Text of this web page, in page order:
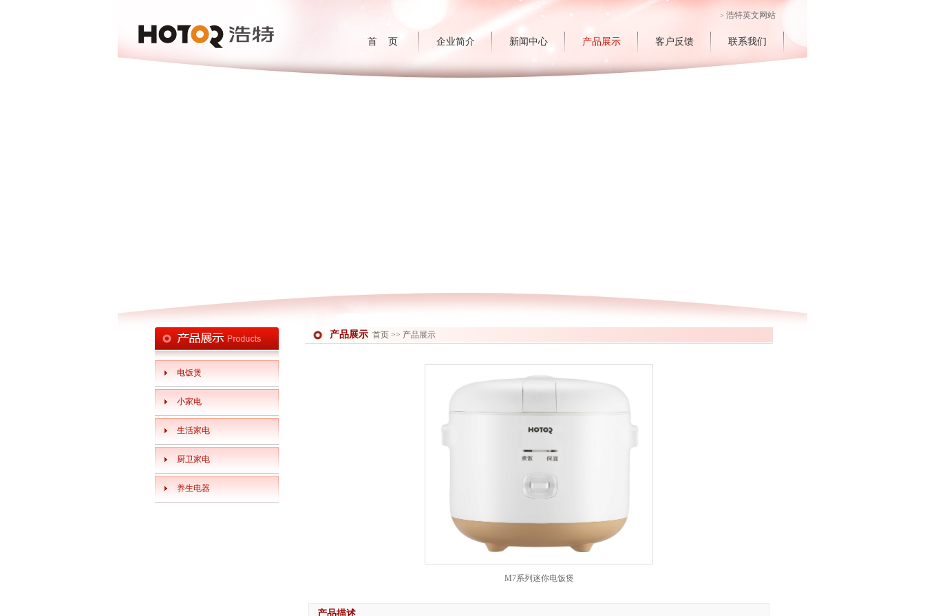
> 浩特英文网站
首 页 企业简介 新闻中心 产品展示 客户反馈 联系我们
首页 >> 产品展示
产品展示
M7系列迷你电饭煲
产品描述
电饭煲
小家电
生活家电
厨卫家电
养生电器